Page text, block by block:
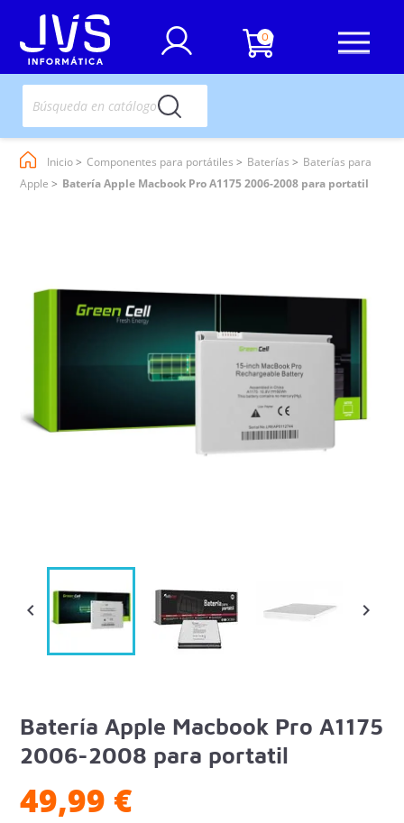
0
Inicio Componentes para portátiles Baterías
Baterías para
Apple
Batería Apple Macbook Pro A1175 2006-2008 para portatil
 
Batería Apple Macbook Pro A1175
2006-2008 para portatil
49,99 €